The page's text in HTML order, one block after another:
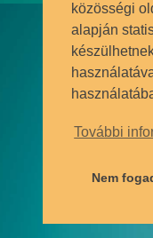
közösségi
alapján
További
Nem